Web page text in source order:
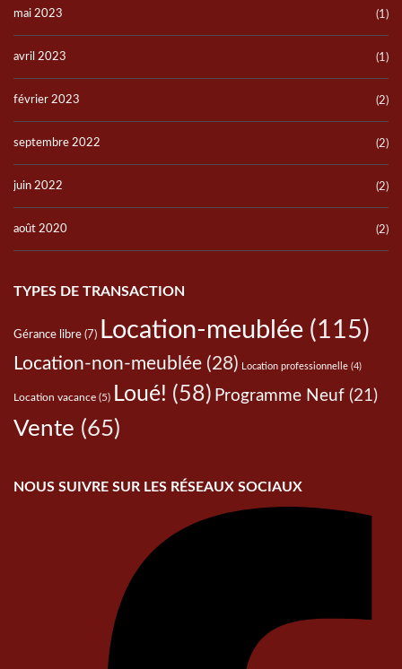
mai 2023 (1)
avril 2023 (1)
février 2023 (2)
septembre 2022 (2)
juin 2022 (2)
août 2020 (2)
TYPES DE TRANSACTION
Gérance libre (7) Location-meublée (115)
Location-non-meublée (28) Location professionnelle (4)
Location vacance (5) Loué! (58) Programme Neuf (21)
Vente (65)
NOUS SUIVRE SUR LES RÉSEAUX SOCIAUX